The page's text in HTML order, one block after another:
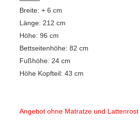
Breite: + 6 cm
Länge: 212 cm
Höhe: 96 cm
Bettseitenhöhe: 82 cm
Fußhöhe: 24 cm
Höhe Kopfteil: 43 cm
Angebot ohne Matratze und Lattenrost.